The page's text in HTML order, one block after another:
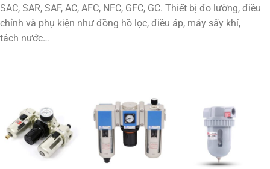
SAC, SAR, SAF, AC, AFC, NFC, GFC, GC. Thiết bị đo lường, điều
chỉnh và phụ kiện như đồng hồ lọc, điều áp, máy sấy khí,
tách nước…